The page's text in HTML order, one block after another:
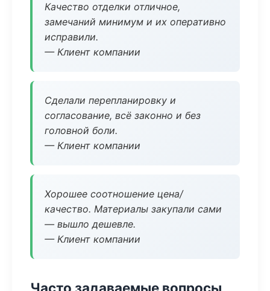
Качество отделки отличное,
замечаний минимум и их оперативно
исправили.
— Клиент компании
Сделали перепланировку и
согласование, всё законно и без
головной боли.
— Клиент компании
Хорошее соотношение цена/
качество. Материалы закупали сами
— вышло дешевле.
— Клиент компании
Часто задаваемые вопросы